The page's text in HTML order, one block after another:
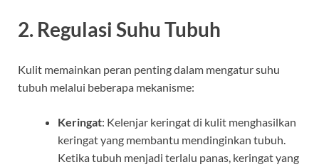
2. Regulasi Suhu Tubuh
Kulit memainkan peran penting dalam mengatur suhu
tubuh melalui beberapa mekanisme:
Keringat: Kelenjar keringat di kulit menghasilkan
keringat yang membantu mendinginkan tubuh.
Ketika tubuh menjadi terlalu panas, keringat yang